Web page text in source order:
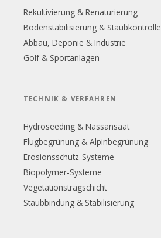
Rekultivierung & Renaturierung
Bodenstabilisierung & Staubkontrolle
Abbau, Deponie & Industrie
Golf & Sportanlagen
TECHNIK & VERFAHREN
Hydroseeding & Nassansaat
Flugbegrünung & Alpinbegrünung
Erosionsschutz-Systeme
Biopolymer-Systeme
Vegetationstragschicht
Staubbindung & Stabilisierung